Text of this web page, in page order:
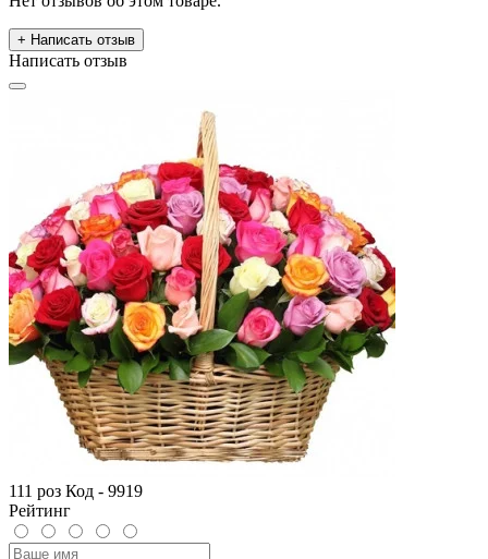
+ Написать отзыв
Написать отзыв
111 роз Код - 9919
Рейтинг